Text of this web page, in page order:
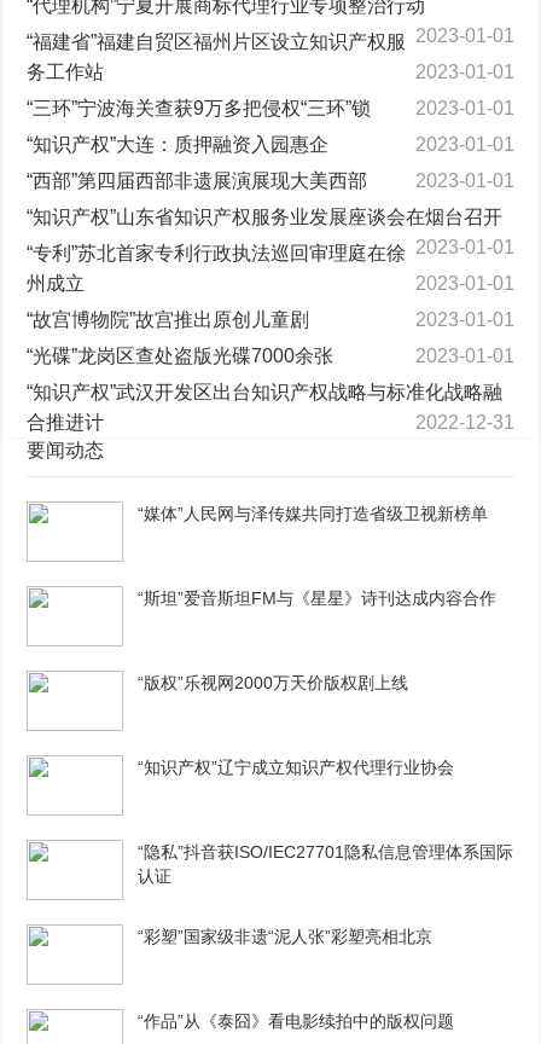
“代理机构”宁夏开展商标代理行业专项整治行动
2023-01-01
“福建省”福建自贸区福州片区设立知识产权服
务工作站
2023-01-01
“三环”宁波海关查获9万多把侵权“三环”锁
2023-01-01
“知识产权”大连：质押融资入园惠企
2023-01-01
“西部”第四届西部非遗展演展现大美西部
2023-01-01
“知识产权”山东省知识产权服务业发展座谈会在烟台召开
2023-01-01
“专利”苏北首家专利行政执法巡回审理庭在徐
州成立
2023-01-01
“故宫博物院”故宫推出原创儿童剧
2023-01-01
“光碟”龙岗区查处盗版光碟7000余张
2023-01-01
“知识产权”武汉开发区出台知识产权战略与标准化战略融
合推进计
2022-12-31
要闻动态
“媒体”人民网与泽传媒共同打造省级卫视新榜单
“斯坦”爱音斯坦FM与《星星》诗刊达成内容合作
“版权”乐视网2000万天价版权剧上线
“知识产权”辽宁成立知识产权代理行业协会
“隐私”抖音获ISO/IEC27701隐私信息管理体系国际
认证
“彩塑”国家级非遗“泥人张”彩塑亮相北京
“作品”从《泰囧》看电影续拍中的版权问题